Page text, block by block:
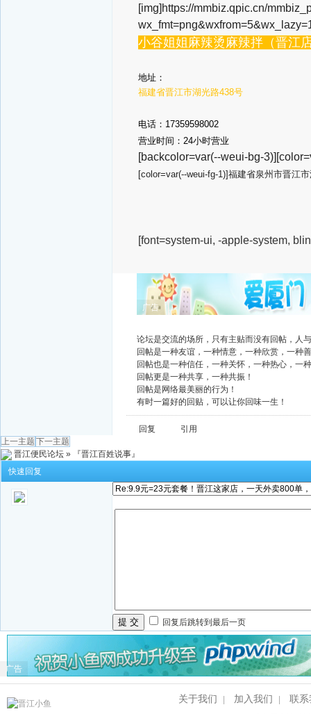
[img]https://mmbiz.qpic.cn/
小谷姐姐麻辣烫麻辣拌（晋江
地址：
福建省晋江市湖光路438号
电话：17359598002
营业时间：24小时营业
[backcolor=var(--weui-bg-
[color=var(--weui-fg-1)]福建省泉州市晋江
[font=system-ui, -apple-system,
广告
论坛是交流的场所，只有主贴而没有回帖，人
回帖是一种友谊，一种情意，一种欣赏，一种
回帖也是一种信任，一种关怀，一种热心，一
回帖更是一种共享，一种共振！
回帖是网络最美丽的行为！
有时一篇好的回贴，可以让你回味一生！
回复
引用
上一主题 下一主题
晋江便民论坛 »
『晋江百姓说事』
快速回复
提 交 回复后跳转到最后一页
广告
关于我们 加入我们 联系